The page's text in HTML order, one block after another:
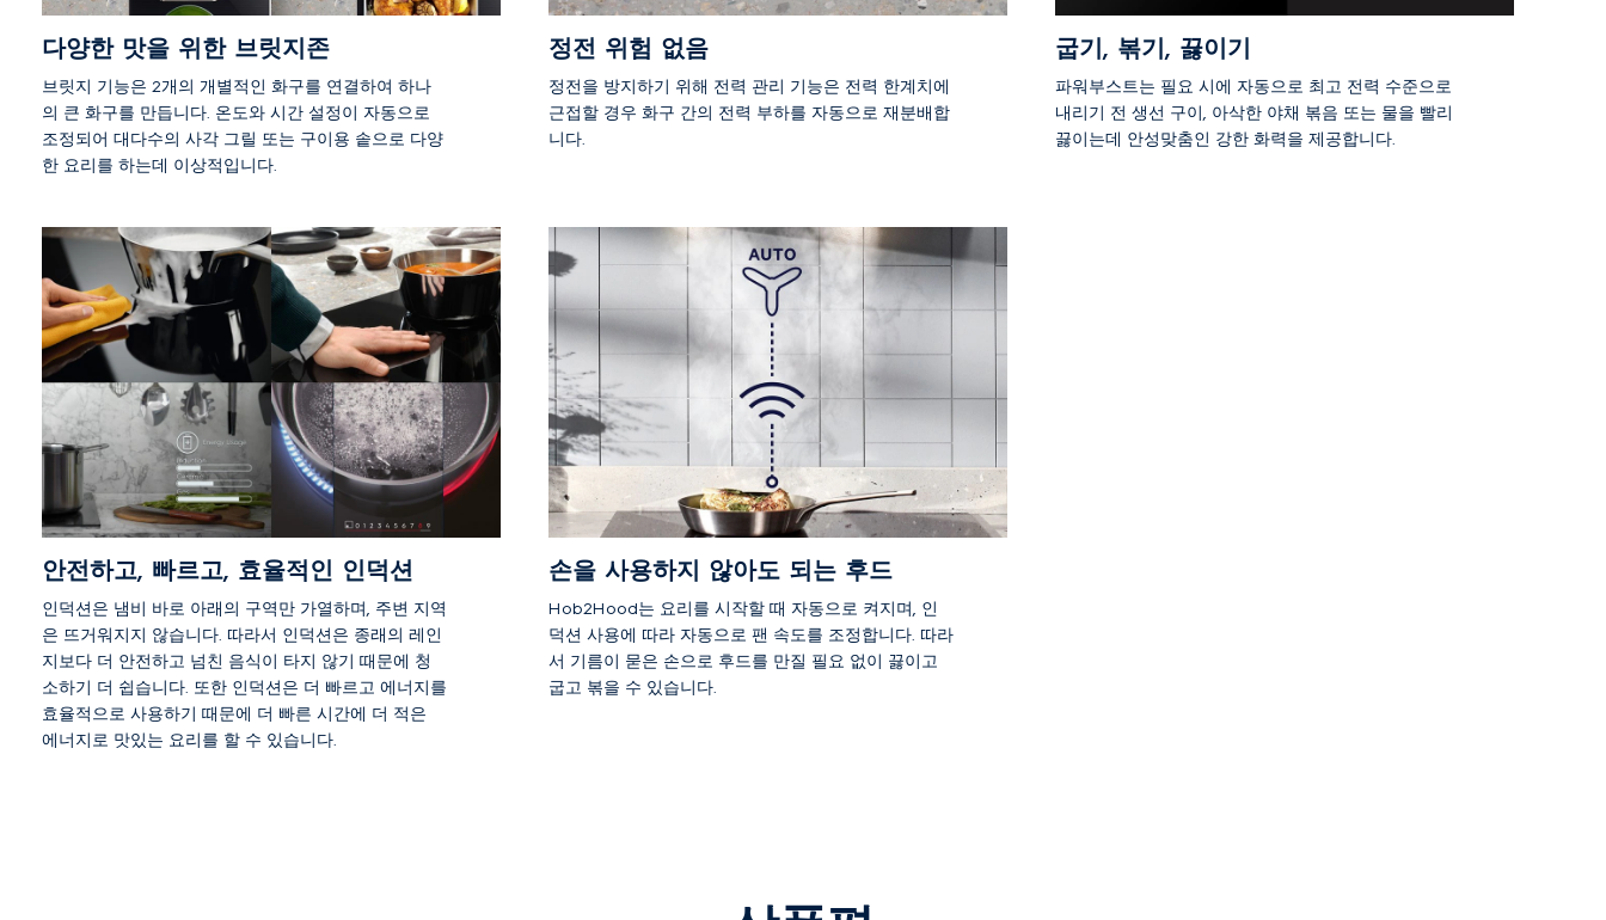
다양한 맛을 위한 브릿지존
브릿지 기능은 2개의 개별적인 화구를 연결하여 하나
의 큰 화구를 만듭니다. 온도와 시간 설정이 자동으로
조정되어 대다수의 사각 그릴 또는 구이용 솥으로 다양
한 요리를 하는데 이상적입니다.
정전 위험 없음
정전을 방지하기 위해 전력 관리 기능은 전력 한계치에
근접할 경우 화구 간의 전력 부하를 자동으로 재분배합
니다.
굽기, 볶기, 끓이기
파워부스트는 필요 시에 자동으로 최고 전력 수준으로
내리기 전 생선 구이, 아삭한 야채 볶음 또는 물을 빨리
끓이는데 안성맞춤인 강한 화력을 제공합니다.
안전하고, 빠르고, 효율적인 인덕션
인덕션은 냄비 바로 아래의 구역만 가열하며, 주변 지역
은 뜨거워지지 않습니다. 따라서 인덕션은 종래의 레인
지보다 더 안전하고 넘친 음식이 타지 않기 때문에 청
소하기 더 쉽습니다. 또한 인덕션은 더 빠르고 에너지를
효율적으로 사용하기 때문에 더 빠른 시간에 더 적은
에너지로 맛있는 요리를 할 수 있습니다.
손을 사용하지 않아도 되는 후드
Hob2Hood는 요리를 시작할 때 자동으로 켜지며, 인
덕션 사용에 따라 자동으로 팬 속도를 조정합니다. 따라
서 기름이 묻은 손으로 후드를 만질 필요 없이 끓이고
굽고 볶을 수 있습니다.